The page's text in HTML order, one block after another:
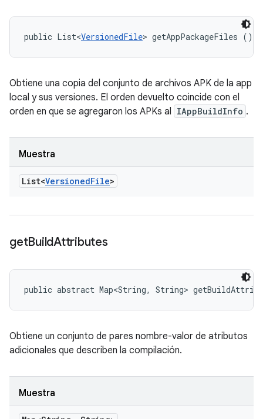
public List<VersionedFile> getAppPackageFiles ()
Obtiene una copia del conjunto de archivos APK de la app
local y sus versiones. El orden devuelto coincide con el
orden en que se agregaron los APKs al IAppBuildInfo .
Muestra
List<VersionedFile>
getBuildAttributes
public abstract Map<String, String>
Obtiene un conjunto de pares nombre-valor de atributos
adicionales que describen la compilación.
Muestra